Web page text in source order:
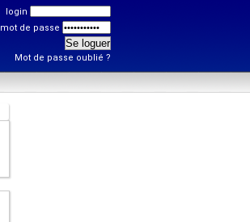
login
mot de passe
Mot de passe oublié ?